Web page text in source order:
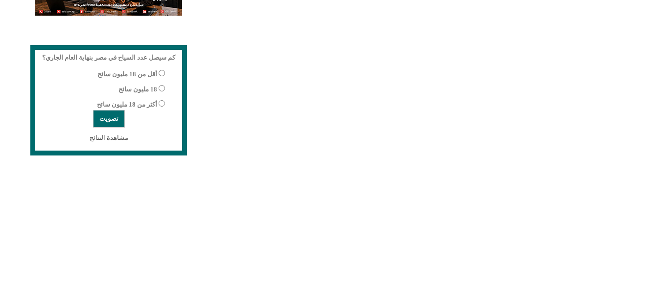
كم سيصل عدد السياح في مصر بنهاية العام الجاري؟
أقل من 18 مليون سائح
18 مليون سائح
أكثر من 18 مليون سائح
مشاهدة النتائج